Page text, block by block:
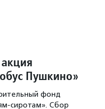
Пушкино»
фонд
сиротам». Сбор